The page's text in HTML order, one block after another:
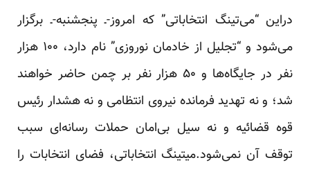
دراین “می‌تینگ انتخاباتی” که امروز-ـ پنجشنبه-ـ برگزار
می‌شود و “تجلیل از خادمان نوروزی” نام دارد، ۱۰۰ هزار
نفر در جایگاه‌ها و ۵۰ هزار نفر بر چمن حاضر خواهند
شد؛ و نه تهدید فرمانده نیروی انتظامی و نه هشدار رئیس
قوه قضائیه و نه سیل بی‌امان حملات رسانه‌ای سبب
توقف آن نمی‌شود.میتینگ انتخاباتی، فضای انتخابات را